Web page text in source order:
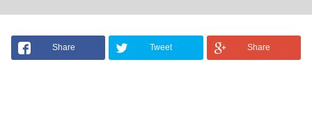
Share Tweet Share